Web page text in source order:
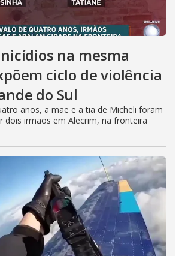
na mesma
ciclo de violência
do Sul
anos, a mãe e a tia de Micheli foram
dois irmãos em Alecrim, na fronteira